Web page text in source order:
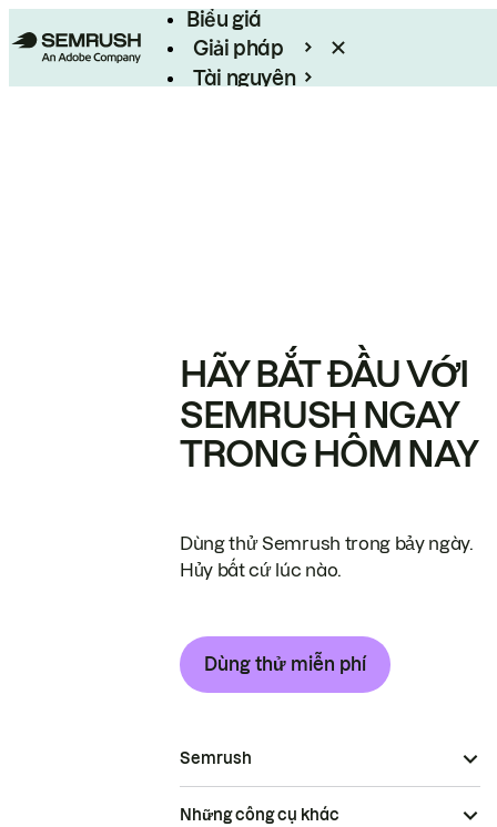
Biểu giá
Giải pháp
Tài nguyên
HÃY BẮT ĐẦU VỚI
SEMRUSH NGAY
TRONG HÔM NAY
Dùng thử Semrush trong bảy ngày.
Hủy bất cứ lúc nào.
Dùng thử miễn phí
Semrush
Những công cụ khác